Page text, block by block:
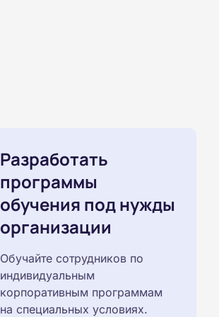
Разработать
программы
обучения под нужды
организации
Обучайте сотрудников по
индивидуальным
корпоративным программам
на специальных условиях.